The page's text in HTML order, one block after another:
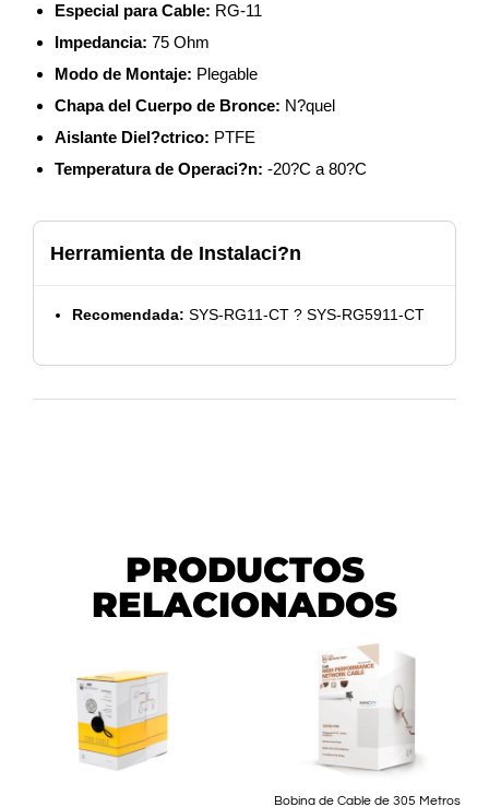
Especial para Cable: RG-11
Impedancia: 75 Ohm
Modo de Montaje: Plegable
Chapa del Cuerpo de Bronce: N?quel
Aislante Diel?ctrico: PTFE
Temperatura de Operaci?n: -20?C a 80?C
Herramienta de Instalaci?n
Recomendada: SYS-RG11-CT ? SYS-RG5911-CT
PRODUCTOS
RELACIONADOS
Bobina de Cable de 305 Metros